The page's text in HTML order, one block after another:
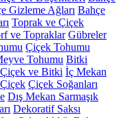
Gizleme Ağları Bahçe
Toprak ve Çiçek
ve Topraklar Gübreler
Çiçek Tohumu
Tohumu Bitki
Çiçek ve Bitki İç Mekan
Çiçek Soğanları
Dış Mekan Sarmaşık
Dekoratif Saksı